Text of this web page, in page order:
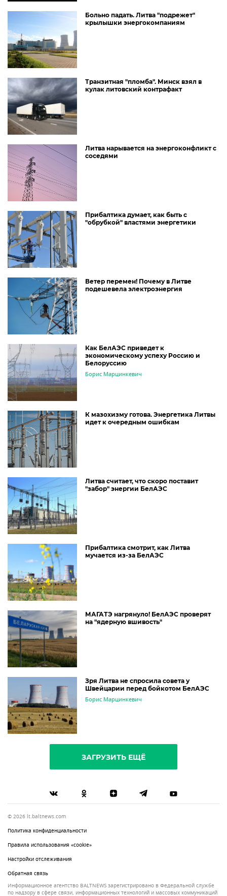
Больно падать. Литва "подрежет"
крылышки энергокомпаниям
Транзитная "пломба". Минск взял в
кулак литовский контрафакт
Литва нарывается на энергоконфликт с
соседями
Прибалтика думает, как быть с
"обрубкой" властями энергетики
Ветер перемен! Почему в Литве
подешевела электроэнергия
Как БелАЭС приведет к
экономическому успеху Россию и
Белоруссию
Борис Марцинкевич
К мазохизму готова. Энергетика Литвы
идет к очередным ошибкам
Литва считает, что скоро поставит
"забор" энергии БелАЭС
Прибалтика смотрит, как Литва
мучается из-за БелАЭС
МАГАТЭ нагрянуло! БелАЭС проверят
на "ядерную вшивость"
Зря Литва не спросила совета у
Швейцарии перед бойкотом БелАЭС
Борис Марцинкевич
ЗАГРУЗИТЬ ЕЩЁ
© 2026 lt.baltnews.com
Политика конфиденциальности
Правила использования «cookie»
Настройки отслеживания
Обратная связь
Информационное агентство BALTNEWS зарегистрировано в Федеральной службе
по надзору в сфере связи, информационных технологий и массовых коммуникаций